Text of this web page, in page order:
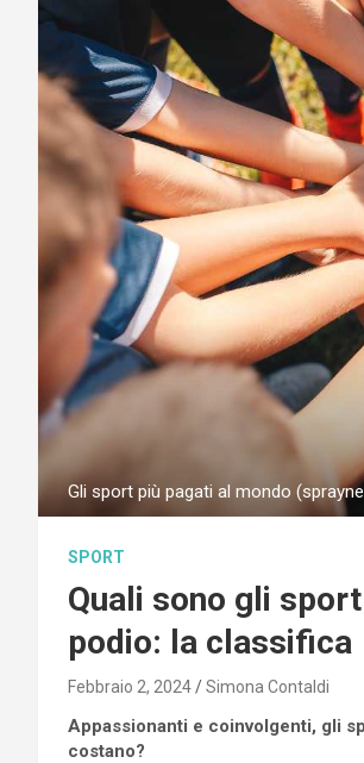
Gli sport più pagati al mondo
SPORT
Quali sono gli
podio: la classifica
Febbraio 2, 2024 Simona Contaldi
Appassionanti e coinvolgenti, gli
costano?